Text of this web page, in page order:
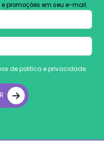
promoções em seu e-mail.
de politica e privacidade.